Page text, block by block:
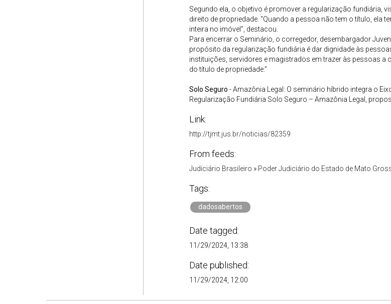
Segundo ela, o objetivo é promover a regularização fundiária,
direito de propriedade. “Quando a pessoa não tem o título, ela
inteira no imóvel”, destacou.
Para encerrar o Seminário, o corregedor, desembargador
propósito da regularização fundiária é dar dignidade às
instituições, servidores e magistrados em trazer às pessoas
do título de propriedade.”
Solo Seguro - Amazônia Legal: O seminário híbrido integra o
Regularização Fundiária Solo Seguro – Amazônia Legal,
Link:
http://tjmt.jus.br/noticias/82359
From feeds:
Judiciário Brasileiro » Poder Judiciário do Estado de Mato
Tags:
dadosabertos
Date tagged:
11/29/2024, 13:38
Date published:
11/29/2024, 12:00